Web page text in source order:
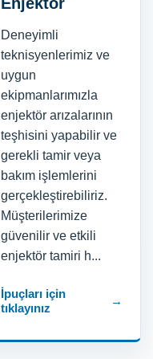
Deneyimli
teknisyenlerimiz ve
uygun
ekipmanlarımızla
enjektör arızalarının
teşhisini yapabilir ve
gerekli tamir veya
bakım işlemlerini
gerçekleştirebiliriz.
Müşterilerimize
güvenilir ve etkili
enjektör tamiri h...
İpuçları için
tıklayınız
→